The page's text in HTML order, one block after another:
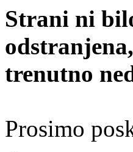
Strani ni
trenutno
Prosimo